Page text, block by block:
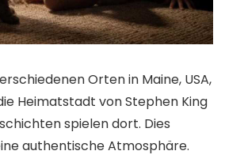
Orten in Maine, USA,
Heimatstadt von Stephen King
spielen dort. Dies
authentische Atmosphäre.